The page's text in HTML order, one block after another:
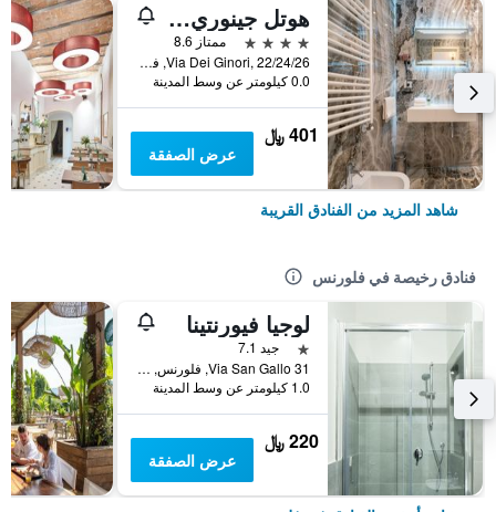
هوتل جينوري آلدومو
4 نجوم
ممتاز 8.6
Via Dei Ginori, 22/24/26, فلورنس, توسكانا, إيطاليا
0.0 كيلومتر عن وسط المدينة
401 ﷼
عرض الصفقة
شاهد المزيد من الفنادق القريبة
فنادق رخيصة في فلورنس
لوجيا فيورنتينا
نجمة واحدة
جيد 7.1
Via San Gallo 31, فلورنس, توسكانا, إيطاليا
1.0 كيلومتر عن وسط المدينة
220 ﷼
عرض الصفقة